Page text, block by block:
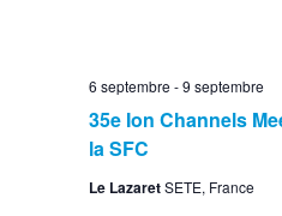
35e Ion Channels
la SFC
6 septembre -9 septembre
Le LazaretSETE, France